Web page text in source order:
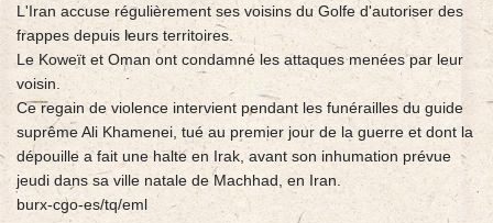
L'Iran accuse régulièrement ses voisins du Golfe d'autoriser des
frappes depuis leurs territoires.
Le Koweït et Oman ont condamné les attaques menées par leur
voisin.
Ce regain de violence intervient pendant les funérailles du guide
suprême Ali Khamenei, tué au premier jour de la guerre et dont la
dépouille a fait une halte en Irak, avant son inhumation prévue
jeudi dans sa ville natale de Machhad, en Iran.
burx-cgo-es/tq/eml